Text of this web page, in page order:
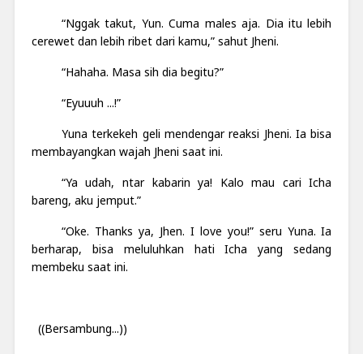
“Nggak takut, Yun. Cuma males aja. Dia itu lebih
cerewet dan lebih ribet dari kamu,” sahut Jheni.
“Hahaha. Masa sih dia begitu?”
“Eyuuuh ...!”
Yuna terkekeh geli mendengar reaksi Jheni. Ia bisa
membayangkan wajah Jheni saat ini.
“Ya udah, ntar kabarin ya! Kalo mau cari Icha
bareng, aku jemput.”
“Oke. Thanks ya, Jhen. I love you!” seru Yuna. Ia
berharap, bisa meluluhkan hati Icha yang sedang
membeku saat ini.
((Bersambung...))